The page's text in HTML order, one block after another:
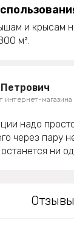
и крысам
м².
интернет-
надо
через пару
ни